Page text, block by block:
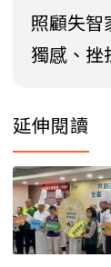
照顧失
獨感、挫
延伸閱讀